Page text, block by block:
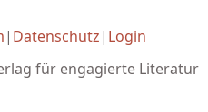
| Datenschutz| Login
für engagierte Literatur